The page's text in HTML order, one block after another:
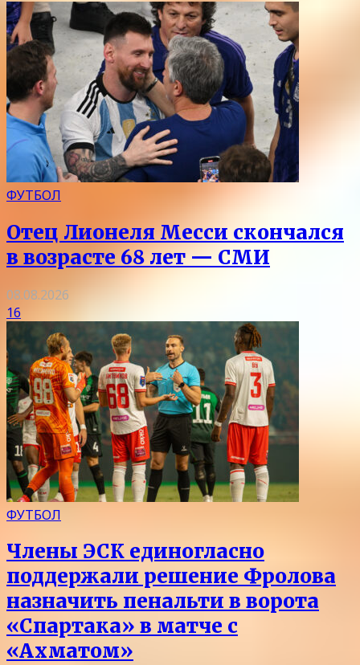
ФУТБОЛ
Отец Лионеля Месси скончался
в возрасте 68 лет — СМИ
08.08.2026
16
ФУТБОЛ
Члены ЭСК единогласно
поддержали решение Фролова
назначить пенальти в ворота
«Спартака» в матче с
«Ахматом»